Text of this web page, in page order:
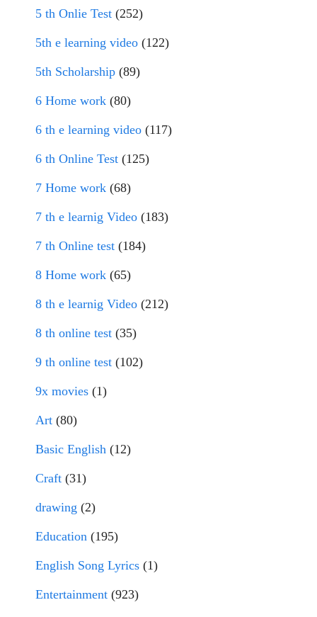
5 th Onlie Test (252)
5th e learning video (122)
5th Scholarship (89)
6 Home work (80)
6 th e learning video (117)
6 th Online Test (125)
7 Home work (68)
7 th e learnig Video (183)
7 th Online test (184)
8 Home work (65)
8 th e learnig Video (212)
8 th online test (35)
9 th online test (102)
9x movies (1)
Art (80)
Basic English (12)
Craft (31)
drawing (2)
Education (195)
English Song Lyrics (1)
Entertainment (923)